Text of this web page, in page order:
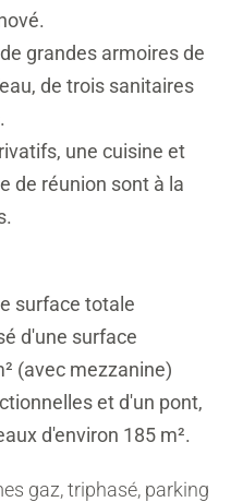
grandes armoires de
de trois sanitaires
une cuisine et
de réunion sont à la
surface totale
d'une surface
(avec mezzanine)
et d'un pont,
d'environ 185 m².
gaz, triphasé, parking